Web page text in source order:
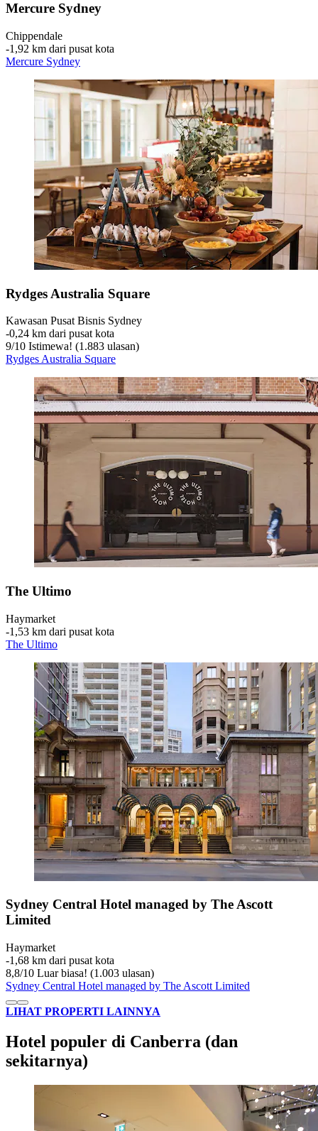
Mercure Sydney
Chippendale
‐1,92 km dari pusat kota
Mercure Sydney
Rydges Australia Square
Kawasan Pusat Bisnis Sydney
‐0,24 km dari pusat kota
9/10 Istimewa! (1.883 ulasan)
Rydges Australia Square
The Ultimo
Haymarket
‐1,53 km dari pusat kota
The Ultimo
Sydney Central Hotel managed by The Ascott
Limited
Haymarket
‐1,68 km dari pusat kota
8,8/10 Luar biasa! (1.003 ulasan)
Sydney Central Hotel managed by The Ascott Limited
LIHAT PROPERTI LAINNYA
Hotel populer di Canberra (dan
sekitarnya)